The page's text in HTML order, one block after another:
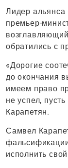
Лидер альянса
премьер-
обратились с
«Дорогие
до окончания
имеем право
не успел,
Карапетян.
Самвел
исполнить